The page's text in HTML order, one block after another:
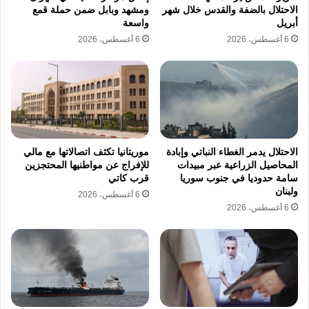
تدخلاً طبياً عاجلاً وسط نقص حاد في الإمكانات
والمستلزمات الضرورية.
شهد مخيم اليرموك غرب مدينة غزة أيضاً واقعة
دموية جديدة، حيث قتل المواطن محمد أبو حصيرة
البالغ من العمر 29 عاماً، متأثراً بجراحه البالغة التي
أصيب بها مساء أمس السبت، وذلك نتيجة إطلاق
نار مباشر من طائرات مسيرة إسرائيلية استهدفت
تجمعات للمدنيين، مما يرفع حصيلة الضحايا
مفزعة تستوجب تسليط الضوء على حجم
الانتهاكات المستمرة التي تمارسها القوات
الإسرائيلية في مختلف محافظات قطاع غزة.
الاحتلال بالضفة والقدس خلال شهر
أبريل
6 أغسطس، 2026
ومشهد وبابل ضمن حملة قمع
واسعة
6 أغسطس، 2026
الاحتلال يدمر الغطاء النباتي وإبادة
المحاصيل الزراعية عبر مبيدات
سامة حدوديا في جنوب سوريا
ولبنان
6 أغسطس، 2026
موريتانيا تكثف اتصالاتها مع مالي
للإفراج عن مواطنيها المحتجزين
قرب كاتي
6 أغسطس، 2026